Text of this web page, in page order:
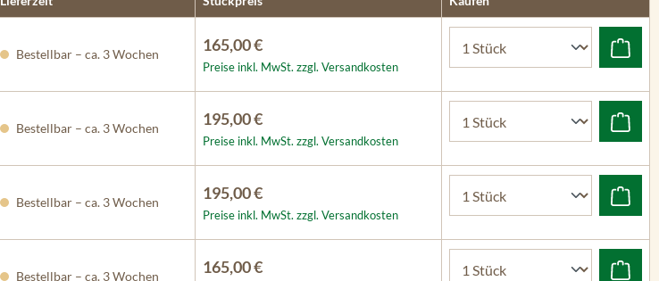
Bestellbar – ca. 3 Wochen 165,00 €
Preise inkl. MwSt. zzgl. Versandkosten
Bestellbar – ca. 3 Wochen 195,00 €
Preise inkl. MwSt. zzgl. Versandkosten
Bestellbar – ca. 3 Wochen 195,00 €
Preise inkl. MwSt. zzgl. Versandkosten
Bestellbar – ca. 3 Wochen 165,00 €